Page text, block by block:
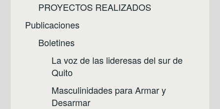
PROYECTOS REALIZADOS
Publicaciones
Boletines
La voz de las lideresas del sur de
Quito
Masculinidades para Armar y
Desarmar